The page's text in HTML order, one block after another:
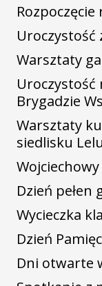
Uroczystość
Warsztaty
Uroczystość
Brygadzie
Warsztaty
siedlisku
Dzień pełen
Wycieczka
Dzień
Dni otwarte